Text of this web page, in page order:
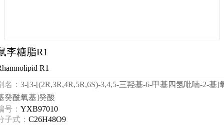
李糖脂R1
R1
名： 3-[3-[(2R,3R,4R,5R,6S)-3,4,5-三羟基-6-甲基四氢吡喃-2-基]
癸酰氧基]癸酸
号： YXB97010
子式： C26H48O9